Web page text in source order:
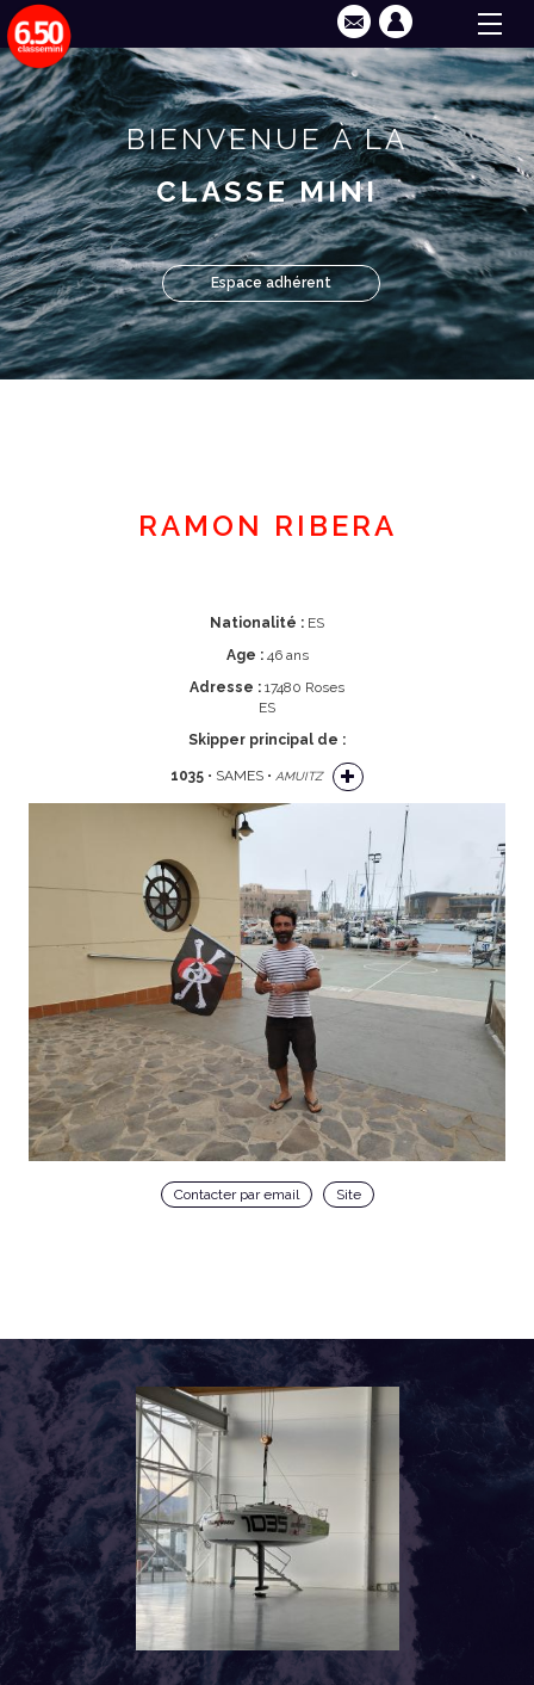
BIENVENUE À LA
CLASSE MINI
Espace adhérent
RAMON RIBERA
Nationalité : ES
Age :46 ans
Adresse : 17480 Roses
ES
Skipper principal de :
1035 • SAMES • AMUITZ
Contacter par email Site